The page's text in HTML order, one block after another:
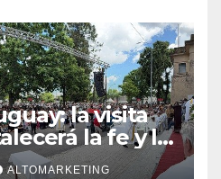
la visita
la fe y la
ALTOMARKETING